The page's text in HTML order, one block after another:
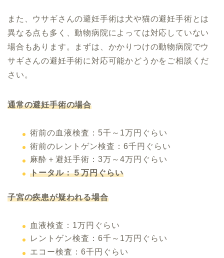
また、ウサギさんの避妊手術は犬や猫の避妊手術とは
異なる点も多く、動物病院によっては対応していない
場合もあります。まずは、かかりつけの動物病院でウ
サギさんの避妊手術に対応可能かどうかをご相談くだ
さい。
通常の避妊手術の場合
術前の血液検査：5千～1万円ぐらい
術前のレントゲン検査：6千円ぐらい
麻酔＋避妊手術：3万～4万円ぐらい
トータル：５万円ぐらい
子宮の疾患が疑われる場合
血液検査：1万円ぐらい
レントゲン検査：6千～1万円ぐらい
エコー検査：6千円ぐらい